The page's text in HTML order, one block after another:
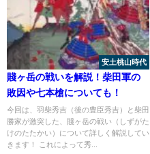
安土桃山時代
賤ヶ岳の戦いを解説！柴田軍の
敗因や七本槍についても！
今回は、羽柴秀吉（後の豊臣秀吉）と柴田
勝家が激突した、賤ヶ岳の戦い（しずがた
けのたたかい）について詳しく解説してい
きます！ これによって秀...